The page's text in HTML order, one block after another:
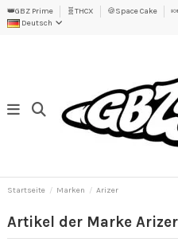
👑GBZ Prime 🧬THCX 🍪Space Cake
Deutsch
Startseite Marken Arizer
Artikel der Marke Arizer